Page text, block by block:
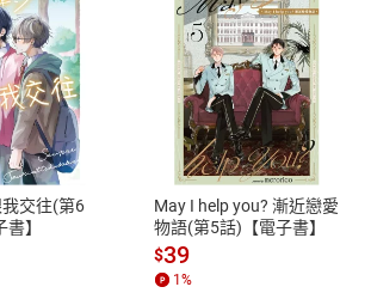
退換貨規範
本店是否提供消費者保護法七日猶
之權利，遽消費者保護法及通訊交
除權合理例外情事適用準則，依商
質各有不同規定。詳細退換貨說明
照各商品說明。
交往(第6
】
May I help you? 漸近戀愛
物語(第5話)【電子書】
$39
1 %